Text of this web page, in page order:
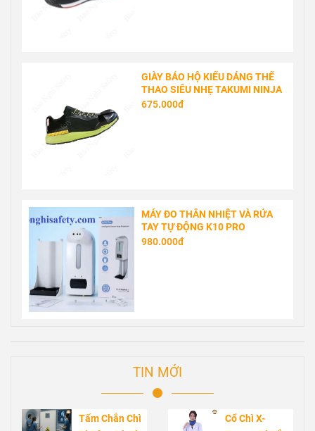
GIÀY BẢO HỘ KIỂU DÁNG THỂ
THAO SIÊU NHẸ TAKUMI NINJA
675.000đ
MÁY ĐO THÂN NHIỆT VÀ RỬA
TAY TỰ ĐỘNG K10 PRO
980.000đ
TIN MỚI
Tấm Chắn Chì
Cổ Chì X-